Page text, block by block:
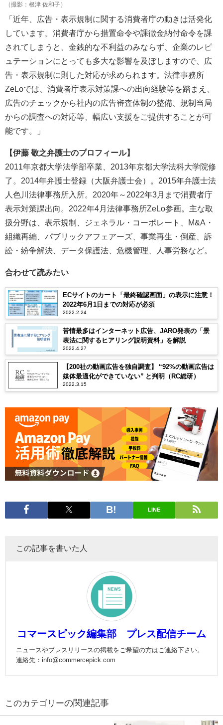
（撮影：根津 佐和子）
「近年、広告・表示規制に関する消費者庁の動きは活発化
しています。消費者庁から措置命令や課徴金納付命令を課
されてしまうと、金銭的な不利益のみならず、企業のレピ
ュテーションにとっても多大な影響を及ぼしますので、広
告・表示規制に則した対応が求められます。法律事務所
ZeLoでは、消費者庁表示対策課への出向経験等を踏まえ、
広告のチェックから社内の広告審査体制の整備、規制当局
からの調査への対応等、幅広い支援をご提供することが可
能です。」
【伊藤 敬之弁護士のプロフィール】
2011年京都大学法学部卒業、2013年京都大学法科大学院修
了。2014年弁護士登録（大阪弁護士会）。2015年弁護士法
人色川法律事務所入所。2020年～2022年3月まで消費者庁
表示対策課出向。2022年4月法律事務所ZeLo参画。主な取
扱分野は、表示規制、ジェネラル・コーポレート、M&A・
組織再編、パブリックアフェアーズ、事業再生・倒産、訴
訟・紛争解決、データ保護法、危機管理、人事労務など。
合わせて読みたい
ECサイトのカート「最終確認画面」の表示に注意！
2022年6月1日までの対応が必須
2022.2.24
苦情最多はインターネット広告、JARO発表の「景
表法に関するヒアリング説明資料」を解説
2022.4.27
【200社の動画広告を独自調査】 “92%の動画広告は
媒体最適化ができていない” と判明（RC総研）
2022.3.15
LINE
この記事を書いた人
コマースピック編集部 プレス配信チーム
ニュースやプレスリリースの掲載をご希望の方はご連絡下さい。
連絡先：info@commercepick.com
の関連記事